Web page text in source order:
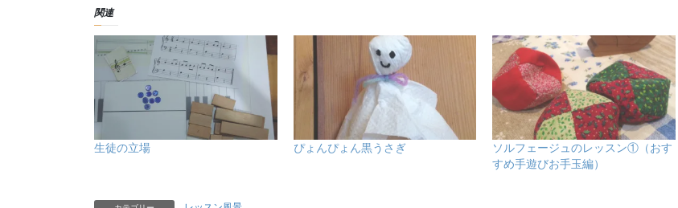
関連
生徒の立場 ぴょんぴょん黒うさぎ
ソルフェージュのレッスン①（おす
すめ手遊びお手玉編）